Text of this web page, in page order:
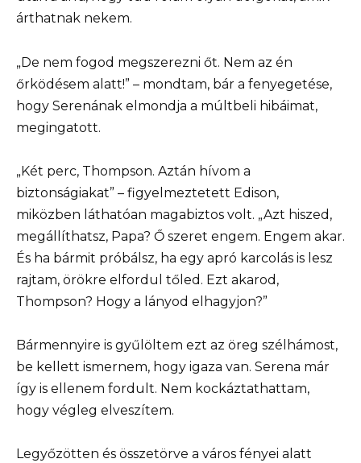
árthatnak nekem.
„De nem fogod megszerezni őt. Nem az én
őrködésem alatt!” – mondtam, bár a fenyegetése,
hogy Serenának elmondja a múltbeli hibáimat,
megingatott.
„Két perc, Thompson. Aztán hívom a
biztonságiakat” – figyelmeztetett Edison,
miközben láthatóan magabiztos volt. „Azt hiszed,
megállíthatsz, Papa? Ő szeret engem. Engem akar.
És ha bármit próbálsz, ha egy apró karcolás is lesz
rajtam, örökre elfordul tőled. Ezt akarod,
Thompson? Hogy a lányod elhagyjon?”
Bármennyire is gyűlöltem ezt az öreg szélhámost,
be kellett ismernem, hogy igaza van. Serena már
így is ellenem fordult. Nem kockáztathattam,
hogy végleg elveszítem.
Legyőzötten és összetörve a város fényei alatt